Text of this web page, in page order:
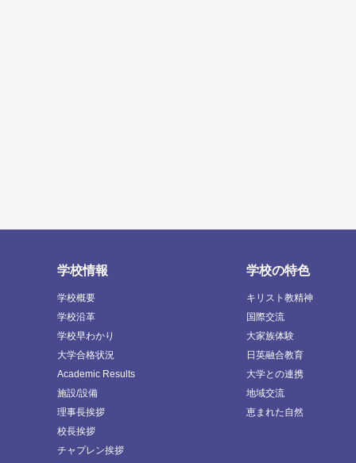
学校情報
学校概要
学校沿革
学校早わかり
大学合格状況
Academic Results
施設/設備
理事長挨拶
校長挨拶
チャプレン挨拶
学校の特色
キリスト教精神
国際交流
大家族体験
日英融合教育
大学との連携
地域交流
恵まれた自然